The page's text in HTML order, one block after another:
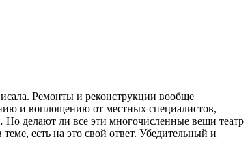
Ремонты и реконструкции вообще
и воплощению от местных специалистов,
делают ли все эти многочисленные вещи театр
есть на это свой ответ. Убедительный и